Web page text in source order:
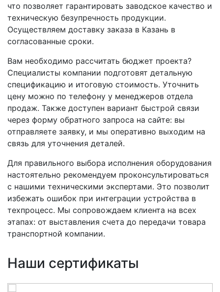
что позволяет гарантировать заводское качество и
техническую безупречность продукции.
Осуществляем доставку заказа в Казань в
согласованные сроки.
Вам необходимо рассчитать бюджет проекта?
Специалисты компании подготовят детальную
спецификацию и итоговую стоимость. Уточнить
цену можно по телефону у менеджеров отдела
продаж. Также доступен вариант быстрой связи
через форму обратного запроса на сайте: вы
отправляете заявку, и мы оперативно выходим на
связь для уточнения деталей.
Для правильного выбора исполнения оборудования
настоятельно рекомендуем проконсультироваться
с нашими техническими экспертами. Это позволит
избежать ошибок при интеграции устройства в
техпроцесс. Мы сопровождаем клиента на всех
этапах: от выставления счета до передачи товара
транспортной компании.
Наши сертификаты